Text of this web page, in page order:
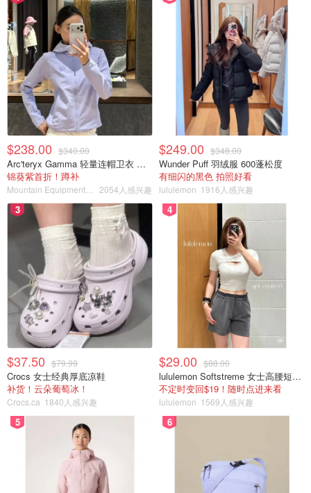
$238.00 $340.00
Arc'teryx Gamma 轻量连帽卫衣 女款
锦葵紫首折！蹲补
2054人感兴趣
$249.00 $348.00
Wunder Puff 羽绒服 600蓬松度
有细闪的黑色 拍照好看
lululemon 1916人感兴趣
3
$37.50 $79.99
Crocs 女士经典厚底凉鞋
补货！云朵葡萄冰！
Crocs.ca 1840人感兴趣
4
$29.00 $88.00
lululemon Softstreme 女士高腰短裤 10cm
不定时变回$19！随时点进来看
lululemon 1569人感兴趣
5 6